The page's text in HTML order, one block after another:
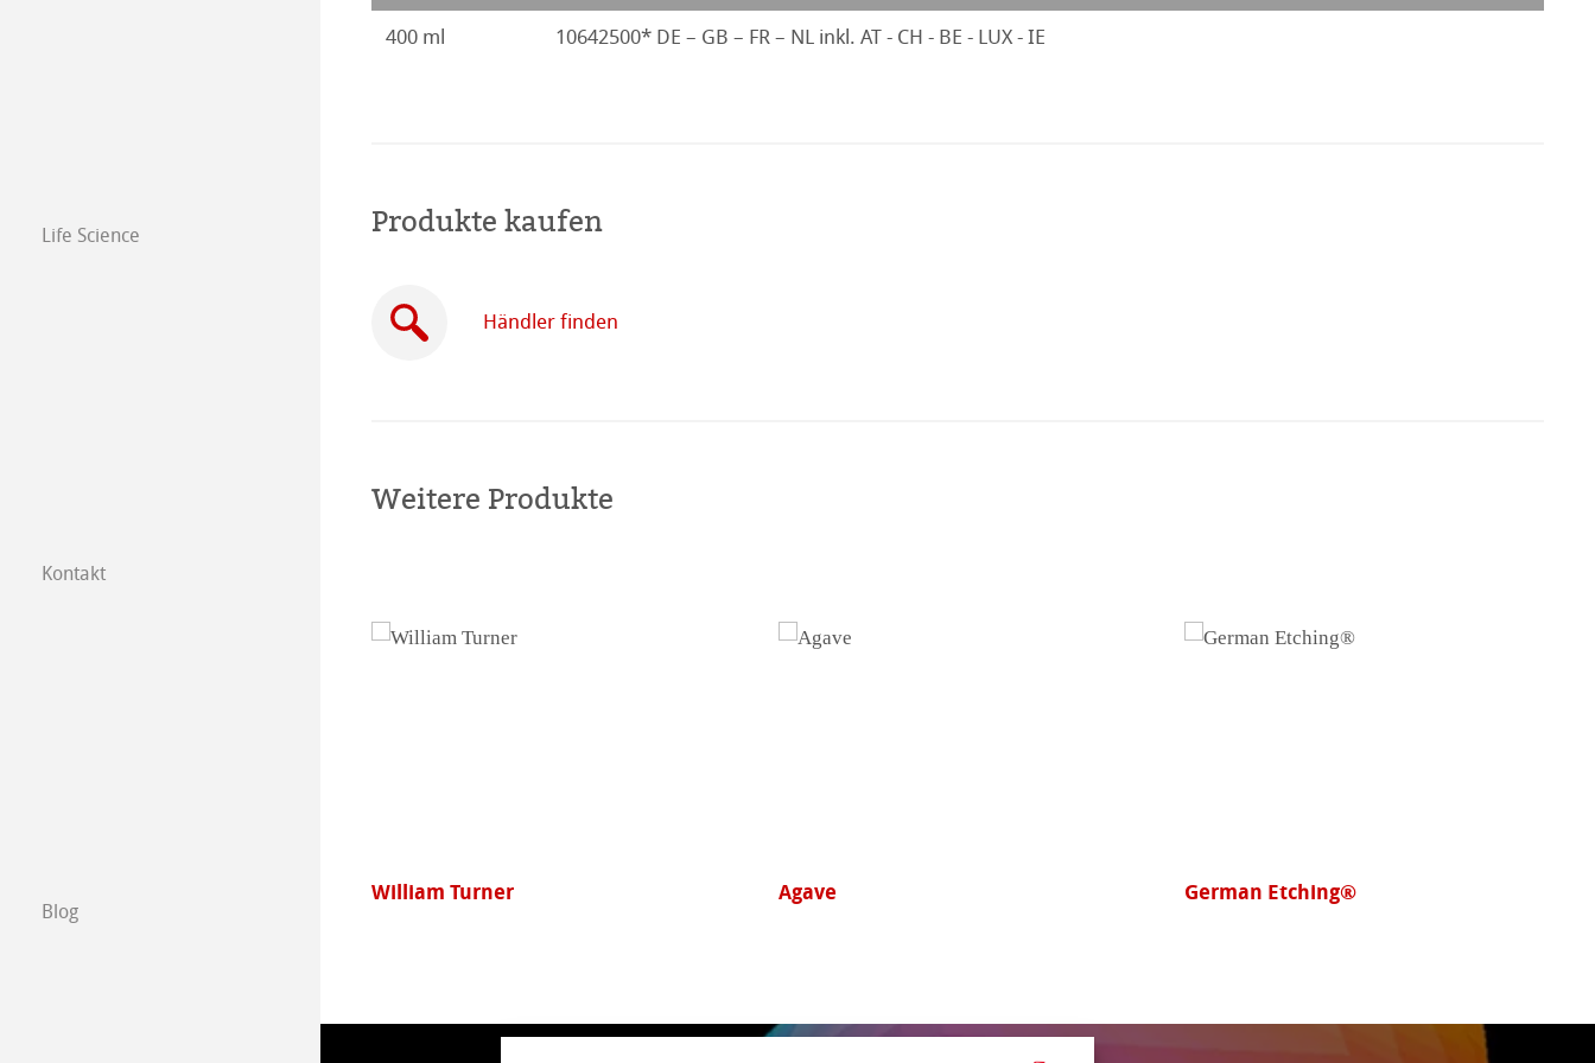
Life Science
Kontakt
Händler in Ihrer Nähe
Messen & Termine
Blog
400 ml 10642500* DE – GB – FR – NL inkl. AT - CH - BE - LUX - IE
Produkte kaufen
Händler finden
Weitere Produkte
Agave Photo Glossy 260